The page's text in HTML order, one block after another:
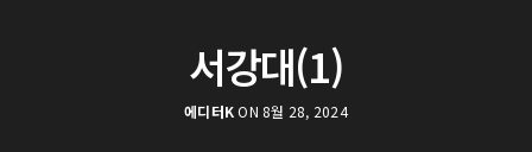
서강대(1)
에디터KON 8월 28, 2024